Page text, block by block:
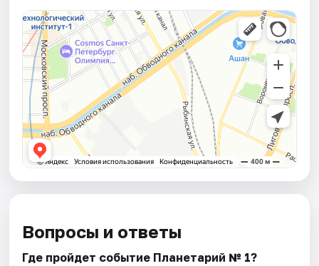
Вопросы и ответы
Где пройдет событие Планетарий № 1?